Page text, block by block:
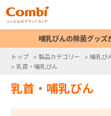
哺乳びんの除菌グッ
トップ > 製品カテゴリー > 哺乳び
> 乳首・哺乳びん
乳首・哺乳びん